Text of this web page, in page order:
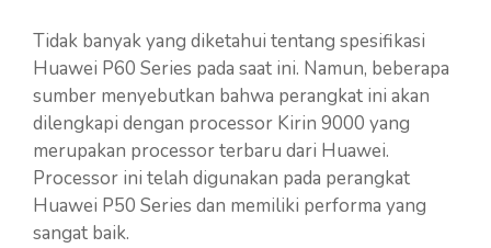
Tidak banyak yang diketahui tentang spesifikasi
Huawei P60 Series pada saat ini. Namun, beberapa
sumber menyebutkan bahwa perangkat ini akan
dilengkapi dengan processor Kirin 9000 yang
merupakan processor terbaru dari Huawei.
Processor ini telah digunakan pada perangkat
Huawei P50 Series dan memiliki performa yang
sangat baik.